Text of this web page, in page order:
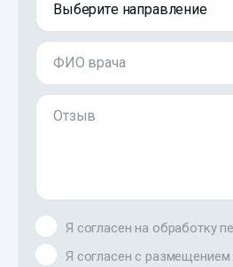
Выберите направление
ФИО врача
Отзыв
Я согласен на обработку
Я согласен с